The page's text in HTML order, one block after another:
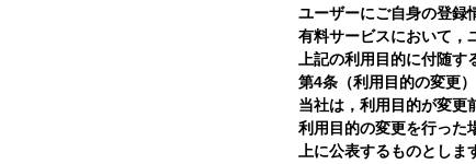
ユーザーにご自身の登録
有料サービスにおいて，
上記の利用目的に付随す
第4条（利用目的の変更）
当社は，利用目的が変更
利用目的の変更を行った
上に公表するものとしま